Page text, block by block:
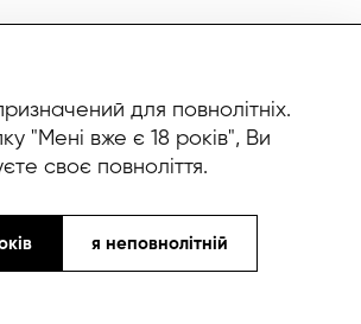
для повнолітніх.
"Мені вже є 18 років", Ви
своє повноліття.
я неповнолітній